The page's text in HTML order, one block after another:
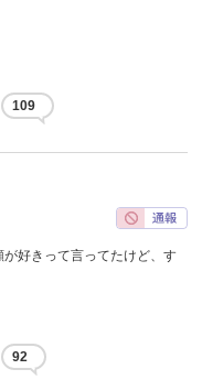
109
好きって言ってたけど、す
92